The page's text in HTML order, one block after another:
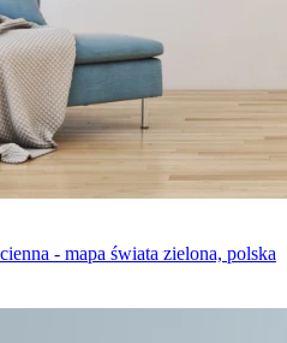
- mapa świata zielona, polska